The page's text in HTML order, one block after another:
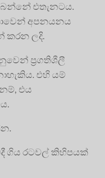
එතැනටය.
අපනයනය
කරන ලදි.
ප්‍රගතිශීලී
එහි යම්
එය
ගිය රටවල් කිහිපයක්